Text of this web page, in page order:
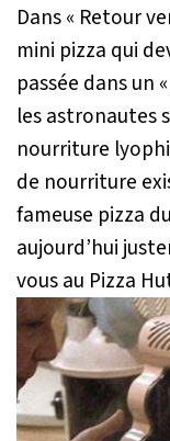
Dans « Retour
mini pizza qui
passée dans un
les astronautes
nourriture
de nourriture
fameuse pizza
aujourd’hui
vous au Pizza